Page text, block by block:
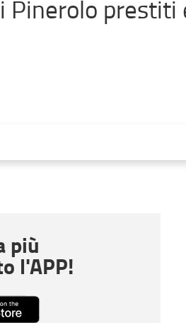
Pinerolo prestiti
più
l'APP!